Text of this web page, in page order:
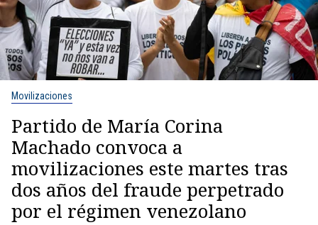
Movilizaciones
Partido de María Corina
Machado convoca a
movilizaciones este martes tras
dos años del fraude perpetrado
por el régimen venezolano